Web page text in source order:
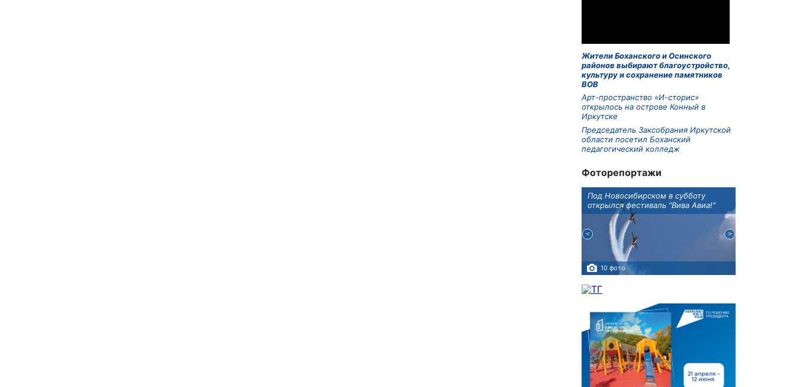
Жители Боханского и Осинского
районов выбирают благоустройство,
культуру и сохранение памятников
ВОВ
Арт-пространство «И-сторис»
открылось на острове Конный в
Иркутске
Председатель Заксобрания Иркутской
области посетил Боханский
педагогический колледж
Фоторепортажи
Под Новосибирском в субботу
открылся фестиваль "Вива Авиа!"
10 фото